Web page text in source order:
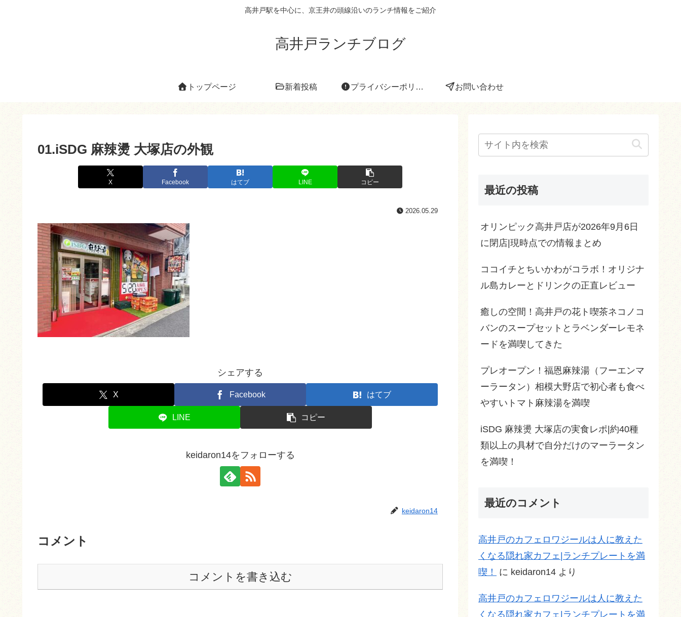
高井戸駅を中心に、京王井の頭線沿いのランチ情報をご紹介
高井戸ランチブログ
トップページ 新着投稿 プライバシーポリシー お問い合わせ
01.iSDG 麻辣燙 大塚店の外観
X Facebook はてブ LINE コピー
2026.05.29
シェアする
X Facebook はてブ
LINE コピー
keidaron14をフォローする
keidaron14
コメント
コメントを書き込む
最近の投稿
オリンピック高井戸店が2026年9月6日
に閉店|現時点での情報まとめ
ココイチとちいかわがコラボ！オリジナ
ル島カレーとドリンクの正直レビュー
癒しの空間！高井戸の花ト喫茶ネコノコ
バンのスープセットとラベンダーレモネ
ードを満喫してきた
プレオープン！福恩麻辣湯（フーエンマ
ーラータン）相模大野店で初心者も食べ
やすいトマト麻辣湯を満喫
iSDG 麻辣燙 大塚店の実食レポ|約40種
類以上の具材で自分だけのマーラータン
を満喫！
最近のコメント
高井戸のカフェロワジールは人に教えた
くなる隠れ家カフェ|ランチプレートを満
喫！
に keidaron14 より
高井戸のカフェロワジールは人に教えた
くなる隠れ家カフェ|ランチプレートを満